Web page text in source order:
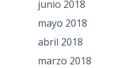
junio 2018
mayo 2018
abril 2018
marzo 2018